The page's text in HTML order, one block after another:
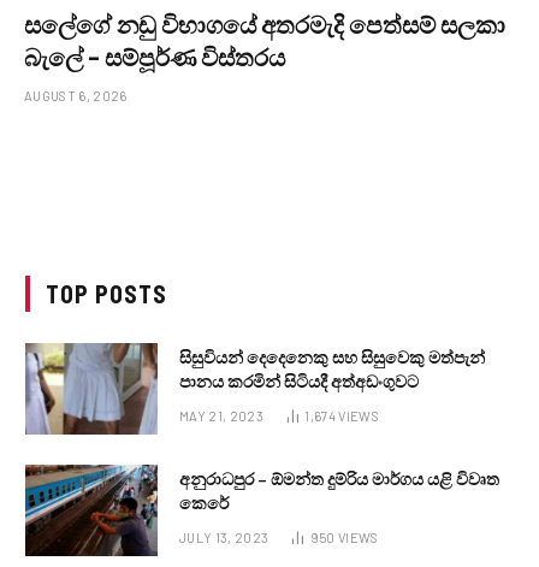
සලේගේ නඩු විභාගයේ අතරමැදි පෙත්සම් සලකා
බැලේ – සම්පූර්ණ විස්තරය
AUGUST 6, 2026
TOP POSTS
සිසුවියන් දෙදෙනෙකු සහ සිසුවෙකු මත්පැන්
පානය කරමින් සිටියදී අත්අඩංගුවට
MAY 21, 2023 1,674VIEWS
අනුරාධපුර – ඕමන්ත දුම්රිය මාර්ගය යළි විවෘත
කෙරේ
JULY 13, 2023 950 VIEWS